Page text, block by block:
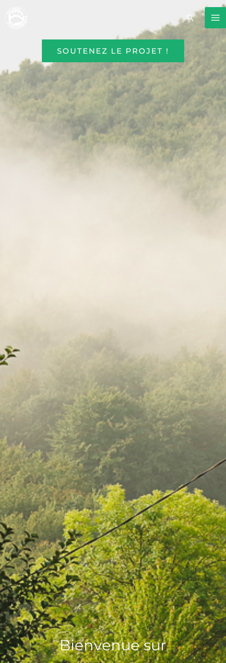
SOUTENEZ LE PROJET !
Bienvenue sur